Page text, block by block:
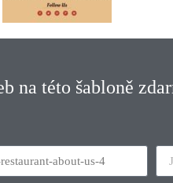
na této šabloně